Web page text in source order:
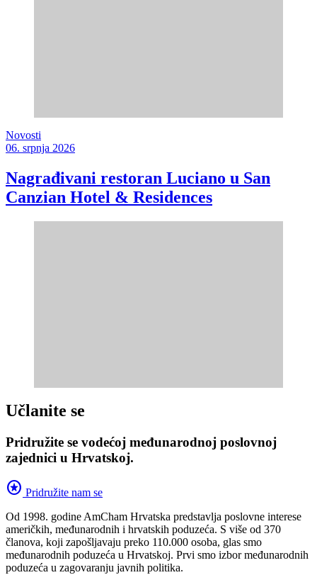
Novosti
06. srpnja 2026
Nagrađivani restoran Luciano u San
Canzian Hotel & Residences
Učlanite se
Pridružite se vodećoj međunarodnoj poslovnoj
zajednici u Hrvatskoj.
stars Pridružite nam se
Od 1998. godine AmCham Hrvatska predstavlja poslovne interese
američkih, međunarodnih i hrvatskih poduzeća. S više od 370
članova, koji zapošljavaju preko 110.000 osoba, glas smo
međunarodnih poduzeća u Hrvatskoj. Prvi smo izbor međunarodnih
poduzeća u zagovaranju javnih politika.